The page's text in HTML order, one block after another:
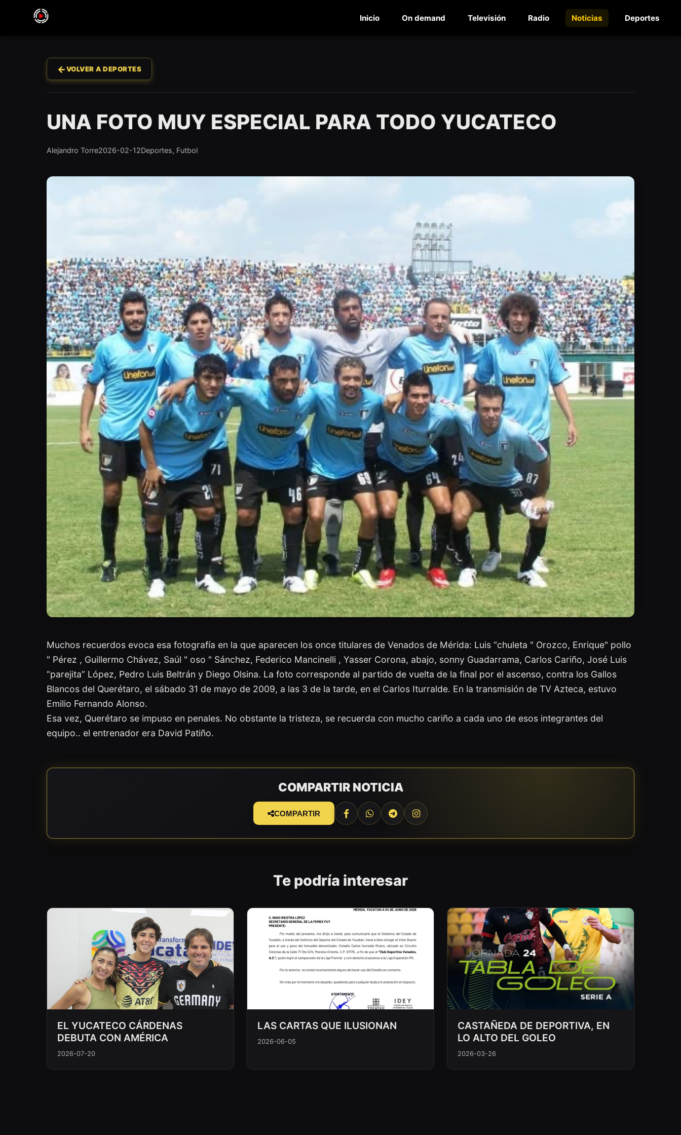
Inicio On demand Televisión Radio Noticias Deportes
←VOLVER A DEPORTES
UNA FOTO MUY ESPECIAL PARA TODO YUCATECO
Alejandro Torre2026-02-12Deportes, Futbol
Muchos recuerdos evoca esa fotografía en la que aparecen los once titulares de Venados de Mérida: Luis “chuleta " Orozco, Enrique" pollo
" Pérez , Guillermo Chávez, Saúl " oso " Sánchez, Federico Mancinelli , Yasser Corona, abajo, sonny Guadarrama, Carlos Cariño, José Luis
“parejita” López, Pedro Luis Beltrán y Diego Olsina. La foto corresponde al partido de vuelta de la final por el ascenso, contra los Gallos
Blancos del Querétaro, el sábado 31 de mayo de 2009, a las 3 de la tarde, en el Carlos Iturralde. En la transmisión de TV Azteca, estuvo
Emilio Fernando Alonso.
Esa vez, Querétaro se impuso en penales. No obstante la tristeza, se recuerda con mucho cariño a cada uno de esos integrantes del
equipo.. el entrenador era David Patiño.
COMPARTIR NOTICIA
COMPARTIR
Te podría interesar
EL YUCATECO CÁRDENAS
DEBUTA CON AMÉRICA
2026-07-20
LAS CARTAS QUE ILUSIONAN
2026-06-05
CASTAÑEDA DE DEPORTIVA, EN
LO ALTO DEL GOLEO
2026-03-26